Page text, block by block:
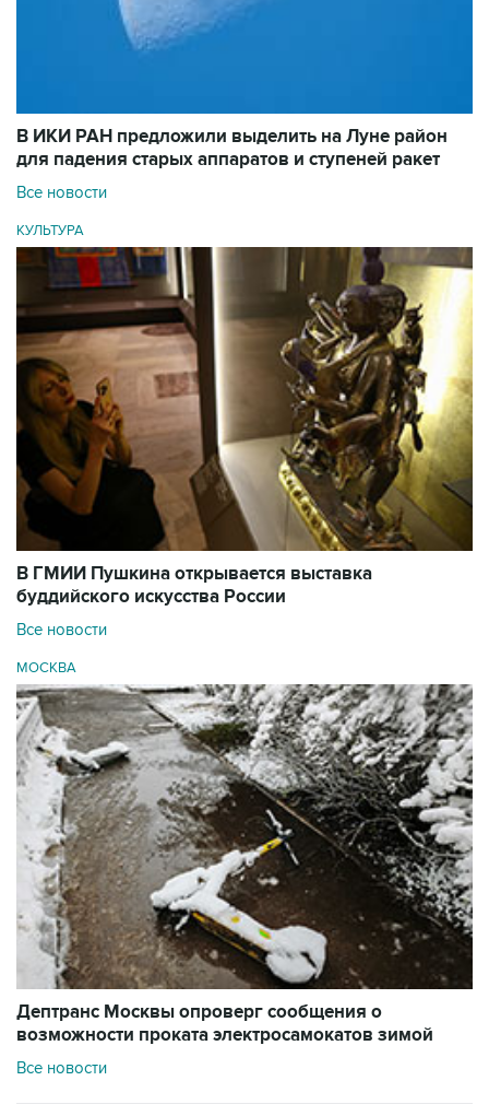
В ИКИ РАН предложили выделить на Луне район
для падения старых аппаратов и ступеней ракет
Все новости
КУЛЬТУРА
В ГМИИ Пушкина открывается выставка
буддийского искусства России
Все новости
МОСКВА
Дептранс Москвы опроверг сообщения о
возможности проката электросамокатов зимой
Все новости